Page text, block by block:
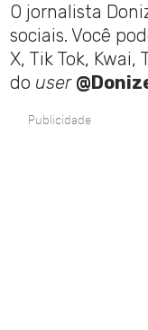
O jornalista
sociais. Você
X, Tik Tok, Kwai,
do user
Publicidade